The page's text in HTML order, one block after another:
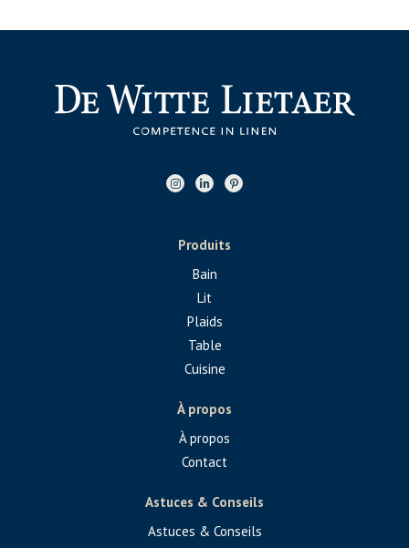
Produits
Bain
Lit
Plaids
Table
Cuisine
À propos
À propos
Contact
Astuces & Conseils
Astuces & Conseils